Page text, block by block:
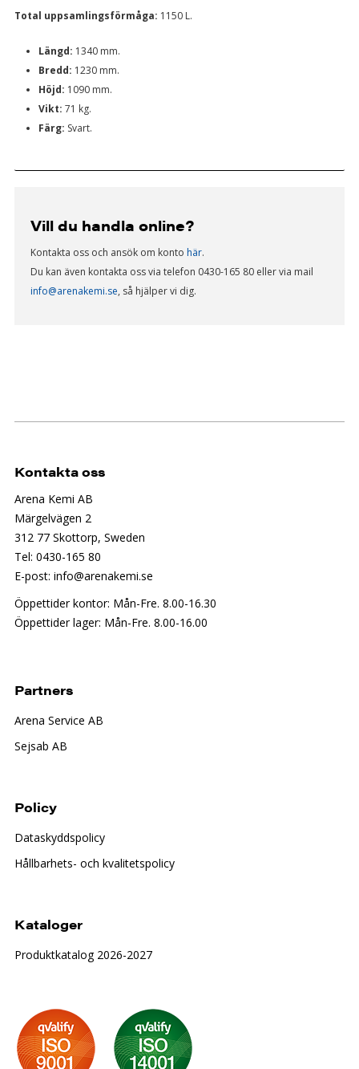
Total uppsamlingsförmåga: 1150 L.
Längd: 1340 mm.
Bredd: 1230 mm.
Höjd: 1090 mm.
Vikt: 71 kg.
Färg: Svart.
Vill du handla online?
Kontakta oss och ansök om konto här.
Du kan även kontakta oss via telefon 0430-165 80 eller via mail
info@arenakemi.se, så hjälper vi dig.
Kontakta oss
Arena Kemi AB
Märgelvägen 2
312 77 Skottorp, Sweden
Tel: 0430-165 80
E-post: info@arenakemi.se
Öppettider kontor: Mån-Fre. 8.00-16.30
Öppettider lager: Mån-Fre. 8.00-16.00
Partners
Arena Service AB
Sejsab AB
Policy
Dataskyddspolicy
Hållbarhets- och kvalitetspolicy
Kataloger
Produktkatalog 2026-2027